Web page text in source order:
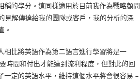
稱的學分。這同樣適用於目前我作為戰略顧問
見解傳達給我的團隊或客戶，我的分析的深
。
相比將英語作為第二語言進行學習將是一
時間和付出才能達到流利程度，但對此的回
一定的英語水平，維持這個水平將會很容易 –